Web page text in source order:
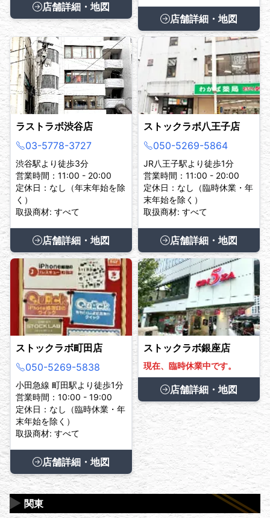
店舗詳細・地図
店舗詳細・地図
ラストラボ渋谷店
03-5778-3727
渋谷駅より徒歩3分
営業時間：11:00 - 20:00
定休日：なし（年末年始を除
く）
取扱商材: すべて
店舗詳細・地図
ストックラボ八王子店
050-5269-5864
JR八王子駅より徒歩1分
営業時間：11:00 - 20:00
定休日：なし（臨時休業・年
末年始を除く）
取扱商材: すべて
店舗詳細・地図
ストックラボ町田店
050-5269-5838
小田急線 町田駅より徒歩1分
営業時間：10:00 - 19:00
定休日：なし（臨時休業・年
末年始を除く）
取扱商材: すべて
店舗詳細・地図
ストックラボ銀座店
現在、臨時休業中です。
店舗詳細・地図
関東
▶